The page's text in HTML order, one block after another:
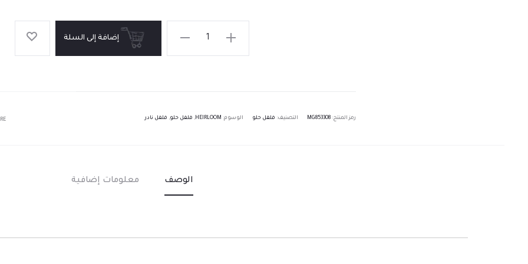
رمز المنتج: MG853308 التصنيف: فلفل حلو الوسوم: HEIRLOOM
, فلفل حلو, فلفل نادر
الوصف معلومات إضافية